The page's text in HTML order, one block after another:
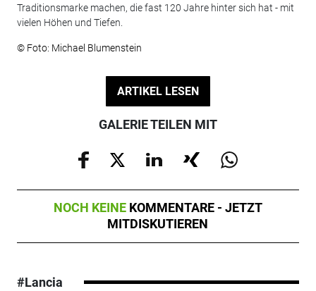
Traditionsmarke machen, die fast 120 Jahre hinter sich hat - mit
vielen Höhen und Tiefen.
© Foto: Michael Blumenstein
ARTIKEL LESEN
GALERIE TEILEN MIT
NOCH KEINE KOMMENTARE - JETZT
MITDISKUTIEREN
#Lancia